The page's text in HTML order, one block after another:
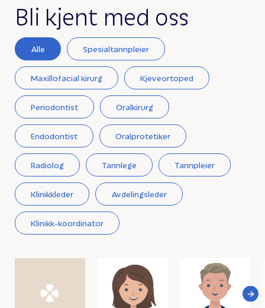
Bli kjent med oss
Alle Spesialtannpleier
Maxillofacial kirurg Kjeveortoped
Periodontist Oralkirurg
Endodontist Oralprotetiker
Radiolog Tannlege Tannpleier
Klinikkleder Avdelingsleder
Klinikk-koordinator